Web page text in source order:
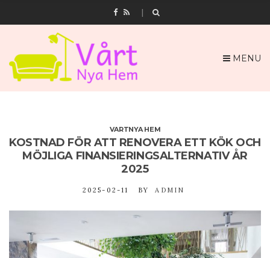
MENU
VARTNYA HEM
KOSTNAD FÖR ATT RENOVERA ETT KÖK OCH
MÖJLIGA FINANSIERINGSALTERNATIV ÅR
2025
2025-02-11 BY ADMIN